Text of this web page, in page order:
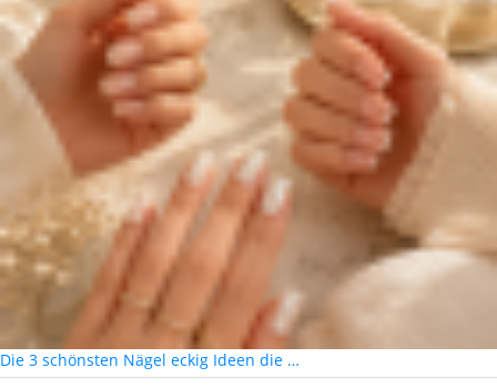
Die 3 schönsten Nägel eckig Ideen die …